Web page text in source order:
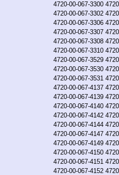
4720-00-067-3300
4720-00-067-3302
4720-00-067-3306
4720-00-067-3307
4720-00-067-3308
4720-00-067-3310
4720-00-067-3529
4720-00-067-3530
4720-00-067-3531
4720-00-067-4137
4720-00-067-4139
4720-00-067-4140
4720-00-067-4142
4720-00-067-4144
4720-00-067-4147
4720-00-067-4149
4720-00-067-4150
4720-00-067-4151
4720-00-067-4152